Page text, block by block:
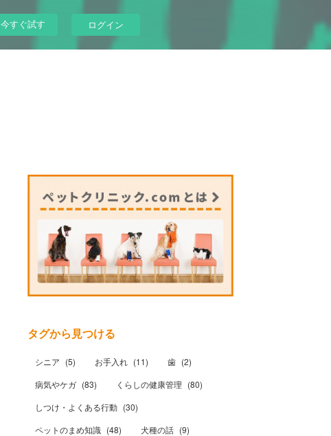
今すぐ試す ログイン
タグから見つける
シニア (5) お手入れ (11) 歯 (2)
病気やケガ (83) くらしの健康管理 (80)
しつけ・よくある行動 (30)
ペットのまめ知識 (48) 犬種の話 (9)